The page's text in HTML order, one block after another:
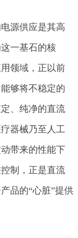
源供应是其高
一基石的核
领域，正以前
够将不稳定的
、纯净的直流
器械乃至人工
带来的性能下
制，正是直流
品的“心脏”提供